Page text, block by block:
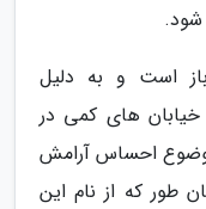
شود.
است و به دلیل
های کمی در
احساس آرامش
طور که از نام این